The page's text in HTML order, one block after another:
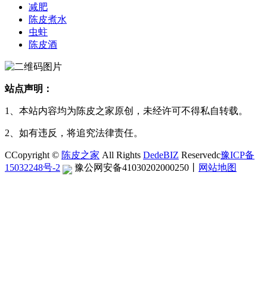
减肥
陈皮煮水
虫蛀
陈皮酒
站点声明：
1、本站内容均为陈皮之家原创，未经许可不得私自转载。
2、如有违反，将追究法律责任。
CCopyright © 陈皮之家 All Rights DedeBIZ Reservedc豫ICP备
15032248号-2
豫公网安备41030202000250 网站地图